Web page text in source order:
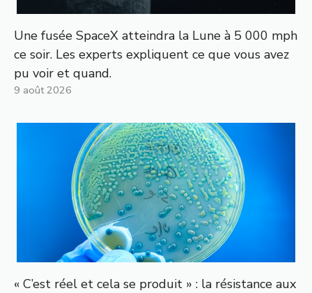
Une fusée SpaceX atteindra la Lune à 5 000 mph
ce soir. Les experts expliquent ce que vous avez
pu voir et quand.
9 août 2026
« C’est réel et cela se produit » : la résistance aux